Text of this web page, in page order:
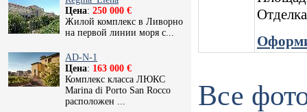
Цена: 250 000 €
Жилой комплекс в Ливорно
на первой линии моря с...
AD-N-1
Цена: 163 000 €
Комплекс класса ЛЮКС
Marina di Porto San Rocco
расположен ...
Все